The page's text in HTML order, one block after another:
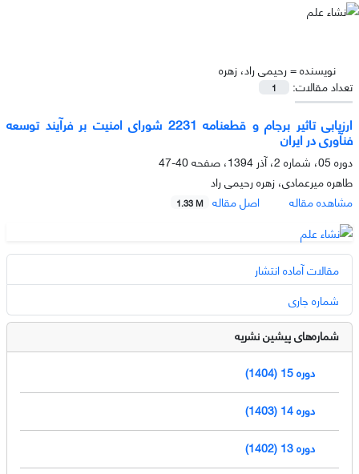
نویسنده =رحیمی راد، زهره
تعداد مقالات:
1
ارزیابی تاثیر برجام و قطعنامه 2231 شورای امنیت بر فرآیند توسعه
فنآوری در ایران
دوره 05، شماره 2، آذر 1394، صفحه
40-47
طاهره میرعمادی، زهره رحیمی راد
مشاهده مقاله
اصل مقاله 1.33 M
مقالات آماده انتشار
شماره جاری
شماره‌های پیشین نشریه
دوره 15 (1404)
دوره 14 (1403)
دوره 13 (1402)